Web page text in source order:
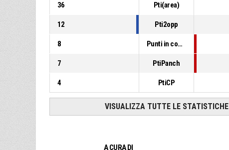
36 Pti(area)
12 Pti2opp
8 Punti in contropiede
7 PtiPanch
4 PtiCP
VISUALIZZA TUTTE LE STATISTICHE
A CURA DI